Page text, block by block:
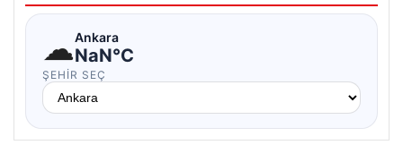
☁Ankara
NaN°C
ŞEHIR SEÇ